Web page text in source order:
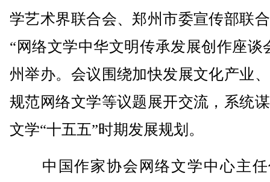
学艺术界联合会、郑州市委宣传部联
“网络文学中华文明传承发展创作座谈
州举办。会议围绕加快发展文化产业
规范网络文学等议题展开交流，系统
文学“十五五”时期发展规划。
中国作家协会网络文学中心主任